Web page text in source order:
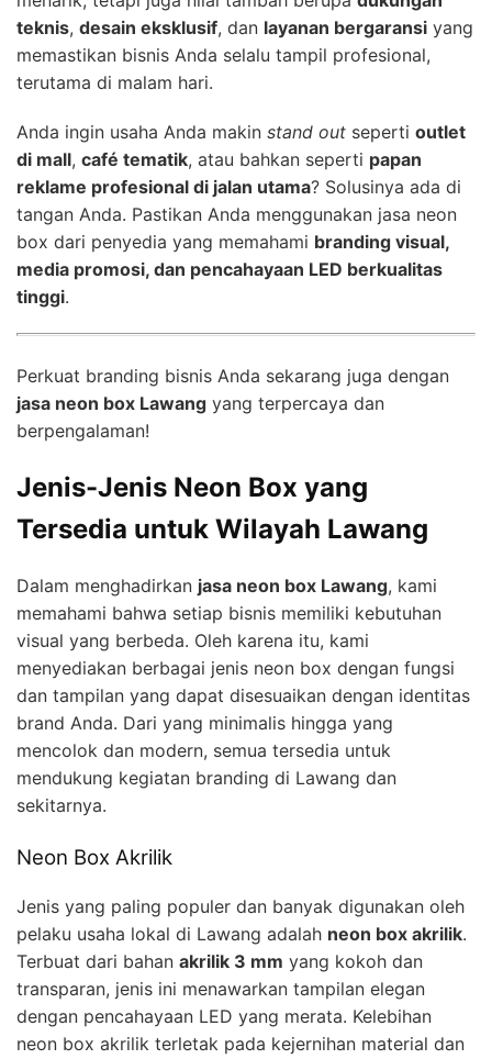
teknis, desain eksklusif, dan layanan bergaransi yang
memastikan bisnis Anda selalu tampil profesional,
terutama di malam hari.
Anda ingin usaha Anda makin stand out seperti outlet
di mall, café tematik, atau bahkan seperti papan
reklame profesional di jalan utama? Solusinya ada di
tangan Anda. Pastikan Anda menggunakan jasa neon
box dari penyedia yang memahami branding visual,
media promosi, dan pencahayaan LED berkualitas
tinggi.
Perkuat branding bisnis Anda sekarang juga dengan
jasa neon box Lawang yang terpercaya dan
berpengalaman!
Jenis-Jenis Neon Box yang
Tersedia untuk Wilayah Lawang
Dalam menghadirkan jasa neon box Lawang, kami
memahami bahwa setiap bisnis memiliki kebutuhan
visual yang berbeda. Oleh karena itu, kami
menyediakan berbagai jenis neon box dengan fungsi
dan tampilan yang dapat disesuaikan dengan identitas
brand Anda. Dari yang minimalis hingga yang
mencolok dan modern, semua tersedia untuk
mendukung kegiatan branding di Lawang dan
sekitarnya.
Neon Box Akrilik
Jenis yang paling populer dan banyak digunakan oleh
pelaku usaha lokal di Lawang adalah neon box akrilik.
Terbuat dari bahan akrilik 3 mm yang kokoh dan
transparan, jenis ini menawarkan tampilan elegan
dengan pencahayaan LED yang merata. Kelebihan
neon box akrilik terletak pada kejernihan material dan